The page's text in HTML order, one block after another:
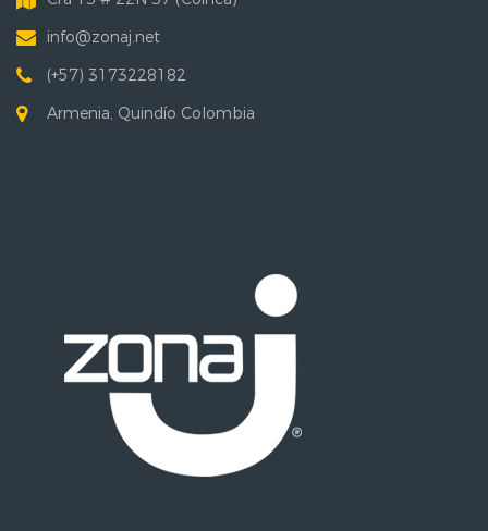
info@zonaj.net
(+57) 3173228182
Armenia, Quindío Colombia